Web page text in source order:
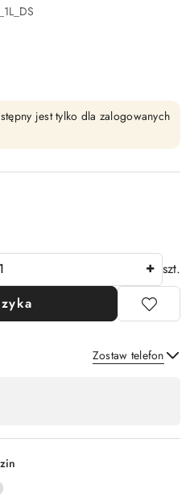
jest tylko dla zalogowanych
szt.
Zostaw telefon